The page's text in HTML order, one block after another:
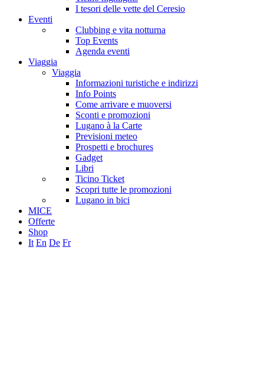
I tesori delle vette del Ceresio
Eventi
Clubbing e vita notturna
Top Events
Agenda eventi
Viaggia
Viaggia
Informazioni turistiche e indirizzi
Info Points
Come arrivare e muoversi
Sconti e promozioni
Lugano à la Carte
Previsioni meteo
Prospetti e brochures
Gadget
Libri
Ticino Ticket
Scopri tutte le promozioni
Lugano in bici
MICE
Offerte
Shop
It En De Fr